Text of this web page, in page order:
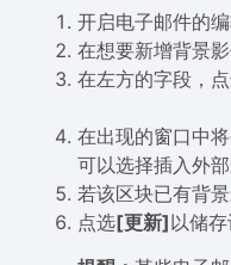
开启电子邮件的编
在想要新增背景
在左方的字段，
在出现的窗口中
可以选择插入外部
若该区块已有背
点选[更新]以储存